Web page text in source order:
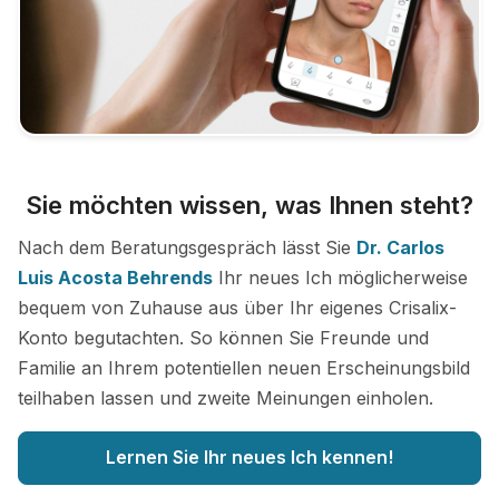
Sie möchten wissen, was Ihnen steht?
Nach dem Beratungsgespräch lässt Sie Dr. Carlos
Luis Acosta Behrends Ihr neues Ich möglicherweise
bequem von Zuhause aus über Ihr eigenes Crisalix-
Konto begutachten. So können Sie Freunde und
Familie an Ihrem potentiellen neuen Erscheinungsbild
teilhaben lassen und zweite Meinungen einholen.
Lernen Sie Ihr neues Ich kennen!